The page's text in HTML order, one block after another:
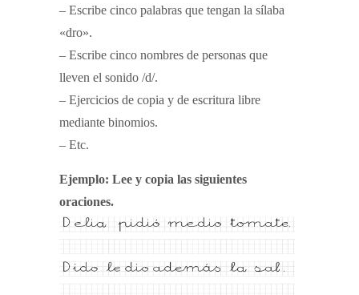
– Escribe cinco palabras que tengan la sílaba
«dro».
– Escribe cinco nombres de personas que
lleven el sonido /d/.
– Ejercicios de copia y de escritura libre
mediante binomios.
– Etc.
Ejemplo: Lee y copia las siguientes
oraciones.